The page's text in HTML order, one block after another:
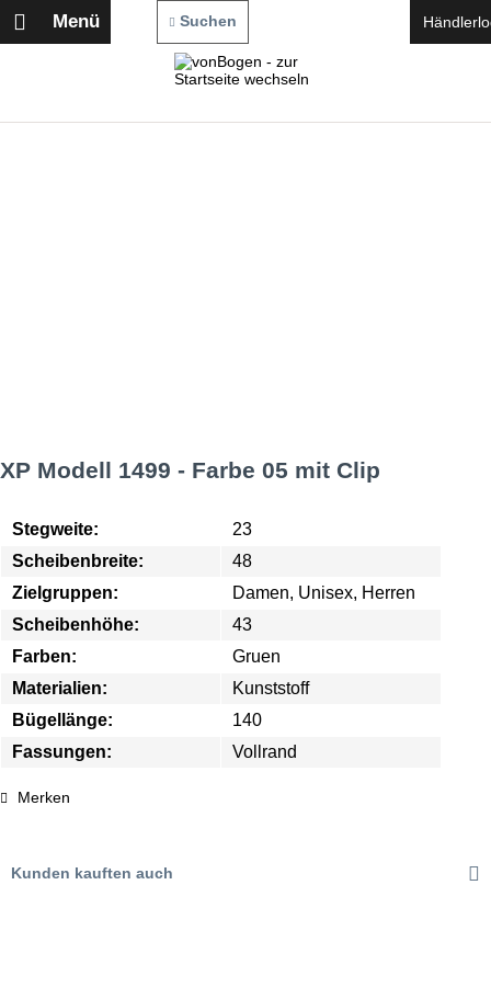
Suchen
Menü
XP Modell 1499 - Farbe 05 mit Clip
Stegweite:
23
Scheibenbreite:
48
Zielgruppen:
Damen, Unisex, Herren
Scheibenhöhe:
43
Farben:
Gruen
Materialien:
Kunststoff
Bügellänge:
140
Fassungen:
Vollrand
Merken
Kunden kauften auch